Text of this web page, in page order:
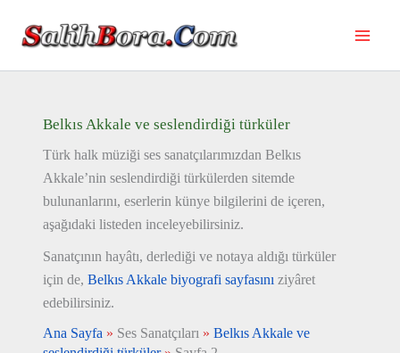
Belkıs Akkale ve seslendirdiği türküler
Türk halk müziği ses sanatçılarımızdan Belkıs
Akkale’nin seslendirdiği türkülerden sitemde
bulunanlarını, eserlerin künye bilgilerini de içeren,
aşağıdaki listeden inceleyebilirsiniz.
Sanatçının hayâtı, derlediği ve notaya aldığı türküler
için de, Belkıs Akkale biyografi sayfasını ziyâret
edebilirsiniz.
Ana Sayfa » Ses Sanatçıları » Belkıs Akkale ve